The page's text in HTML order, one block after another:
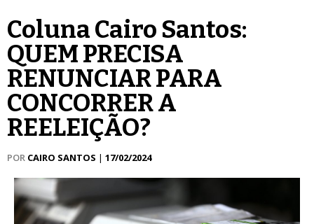
Coluna Cairo Santos:
QUEM PRECISA
RENUNCIAR PARA
CONCORRER A
REELEIÇÃO?
POR CAIRO SANTOS | 17/02/2024